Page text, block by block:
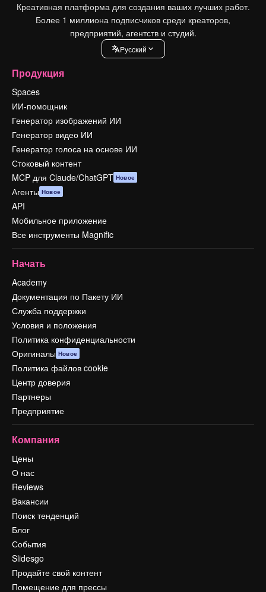
Креативная платформа для создания ваших лучших работ.
Более 1 миллиона подписчиков среди креаторов,
предприятий, агентств и студий.
Pусский
Продукция
Spaces
ИИ-помощник
Генератор изображений ИИ
Генератор видео ИИ
Генератор голоса на основе ИИ
Стоковый контент
MCP для Claude/ChatGPT Новое
Агенты Новое
API
Мобильное приложение
Все инструменты Magnific
Начать
Academy
Документация по Пакету ИИ
Служба поддержки
Условия и положения
Политика конфиденциальности
Оригиналы Новое
Политика файлов cookie
Центр доверия
Партнеры
Предприятие
Компания
Цены
О нас
Reviews
Вакансии
Поиск тенденций
Блог
События
Slidesgo
Продайте свой контент
Помещение для прессы